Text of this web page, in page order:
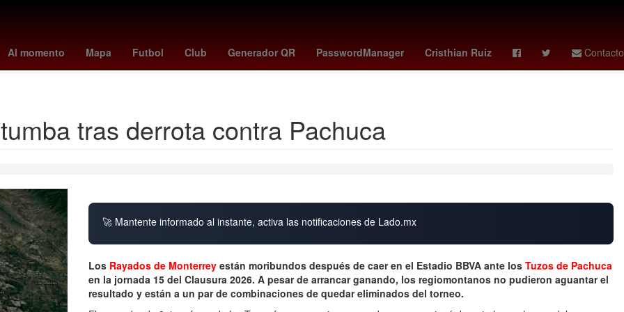
Al momento Mapa Futbol Club Generador QR PasswordManager Cristhian Ruiz Contacto
Aguascalientes juegos mensuales ps plus agosto 2025 Gobierno Selección de baloncesto de Estados Unidos
LeBron James
tras derrota contra Pachuca
🚀 Mantente informado al instante, activa las notificaciones de Lado.mx
Los Rayados de Monterrey están moribundos después de caer en el Estadio BBVA ante los Tuzos de Pachuca
en la jornada 15 del Clausura 2026. A pesar de arrancar ganando, los regiomontanos no pudieron aguantar el
resultado y están a un par de combinaciones de quedar eliminados del torneo.